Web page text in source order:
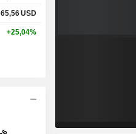
65,56USD
+25,04%